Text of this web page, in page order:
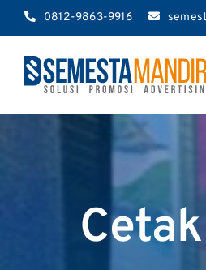
Skip
0812-9863-9916